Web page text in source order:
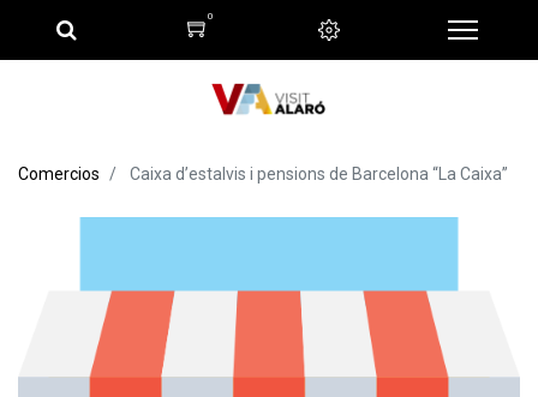
0
Comercios Caixa d’estalvis i pensions de Barcelona “La Caixa”